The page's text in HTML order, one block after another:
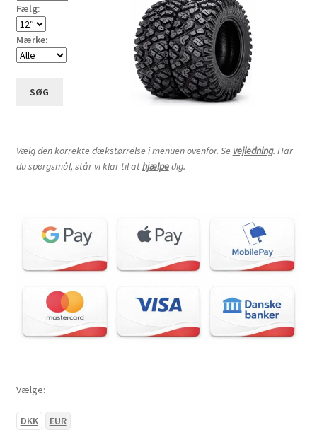
Fælg:
Mærke:
SØG
Vælg den korrekte dækstørrelse i menuen ovenfor. Se vejledning. Har
du spørgsmål, står vi klar til athjælpedig.
Vælge:
DKK EUR